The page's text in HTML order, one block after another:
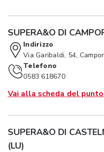
SUPERA&O DI
Indirizzo
Via Garibaldi, 54,
Telefono
0583 618670
Vai alla scheda del
SUPERA&O DI
(LU)